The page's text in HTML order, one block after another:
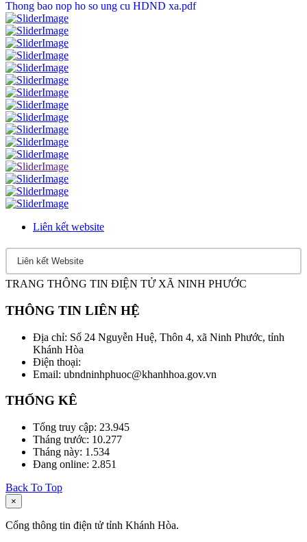
Thong bao nop ho so ung cu HDND xa.pdf
Liên kết website
TRANG THÔNG TIN ĐIỆN TỬ XÃ NINH PHƯỚC
THÔNG TIN LIÊN HỆ
Địa chỉ: Số 24 Nguyễn Huệ, Thôn 4, xã Ninh Phước, tỉnh
Khánh Hòa
Điện thoại:
Email: ubndninhphuoc@khanhhoa.gov.vn
THỐNG KÊ
Tổng truy cập: 23.945
Tháng trước: 10.277
Tháng này: 1.534
Đang online: 2.851
Back To Top
×
Cổng thông tin điện tử tỉnh Khánh Hòa.